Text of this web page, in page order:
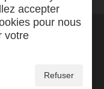
accepter
pour nous
votre
Refuser